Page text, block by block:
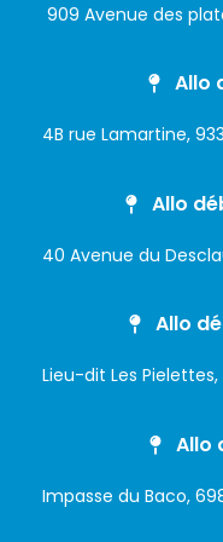
909 Avenue des
Allo
4B rue Lamartine,
Allo
40 Avenue du
Allo
Lieu-dit Les Pielettes,
Allo
Impasse du Baco,